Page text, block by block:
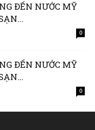
ĐẾN NƯỚC MỸ
0
ĐẾN NƯỚC MỸ
0